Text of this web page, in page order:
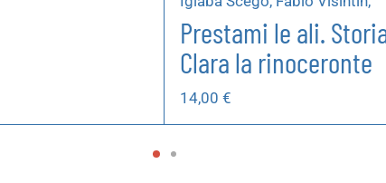
Prestami le ali.
Clara la rinoceronte
14,00 €